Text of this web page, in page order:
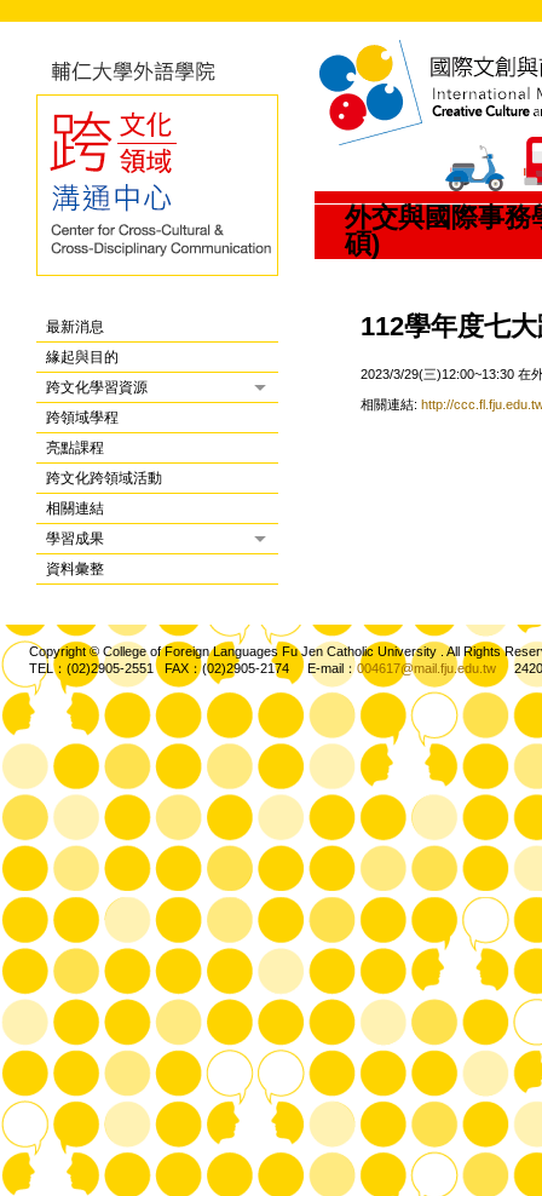
最新消息
緣起與目的
跨文化學習資源
跨領域學程
亮點課程
跨文化跨領域活動
相關連結
學習成果
資料彙整
外交與國際事務
碩)
112學年度七
2023/3/29(三)12:00~13:30 在
相關連結: http://
Copyright © College of Foreign Languages Fu Jen Catholic University . All Rights
TEL：(02)2905-2551 FAX：(02)2905-2174 E-mail：004617@mail.fju.edu.tw